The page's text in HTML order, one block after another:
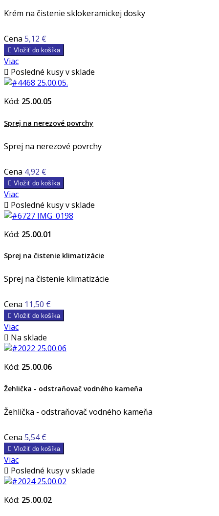
Krém na čistenie sklokeramickej dosky
Cena 5,12 €
 Vložiť do košíka
Viac
 Posledné kusy v sklade
Kód: 25.00.05
Sprej na nerezové povrchy
Sprej na nerezové povrchy
Cena 4,92 €
 Vložiť do košíka
Viac
 Posledné kusy v sklade
Kód: 25.00.01
Sprej na čistenie klimatizácie
Sprej na čistenie klimatizácie
Cena 11,50 €
 Vložiť do košíka
Viac
 Na sklade
Kód: 25.00.06
Žehlička - odstraňovač vodného kameňa
Žehlička - odstraňovač vodného kameňa
Cena 5,54 €
 Vložiť do košíka
Viac
 Posledné kusy v sklade
Kód: 25.00.02